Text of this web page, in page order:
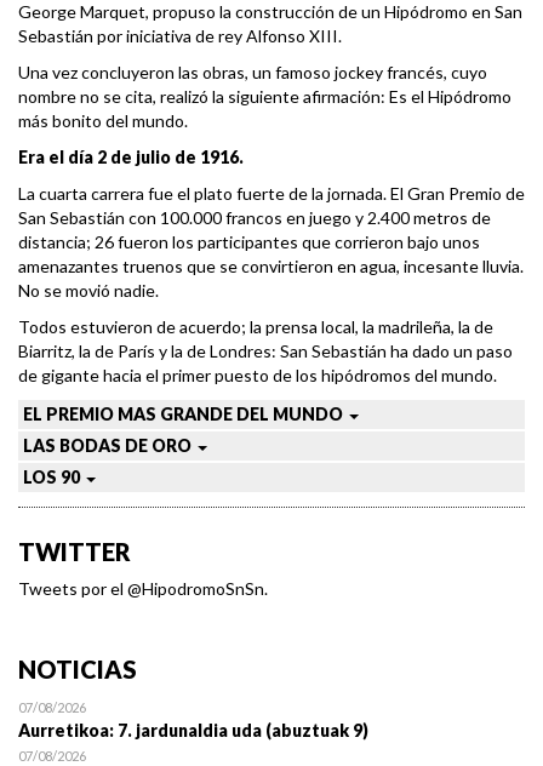
George Marquet, propuso la construcción de un Hipódromo en San
Sebastián por iniciativa de rey Alfonso XIII.
Una vez concluyeron las obras, un famoso jockey francés, cuyo
nombre no se cita, realizó la siguiente afirmación: Es el Hipódromo
más bonito del mundo.
Era el día 2 de julio de 1916.
La cuarta carrera fue el plato fuerte de la jornada. El Gran Premio de
San Sebastián con 100.000 francos en juego y 2.400 metros de
distancia; 26 fueron los participantes que corrieron bajo unos
amenazantes truenos que se convirtieron en agua, incesante lluvia.
No se movió nadie.
Todos estuvieron de acuerdo; la prensa local, la madrileña, la de
Biarritz, la de París y la de Londres: San Sebastián ha dado un paso
de gigante hacia el primer puesto de los hipódromos del mundo.
EL PREMIO MAS GRANDE DEL MUNDO
LAS BODAS DE ORO
LOS 90
TWITTER
Tweets por el @HipodromoSnSn.
NOTICIAS
07/08/2026
Aurretikoa: 7. jardunaldia uda (abuztuak 9)
07/08/2026